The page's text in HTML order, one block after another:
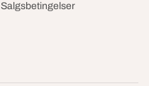
Salgsbetingelser